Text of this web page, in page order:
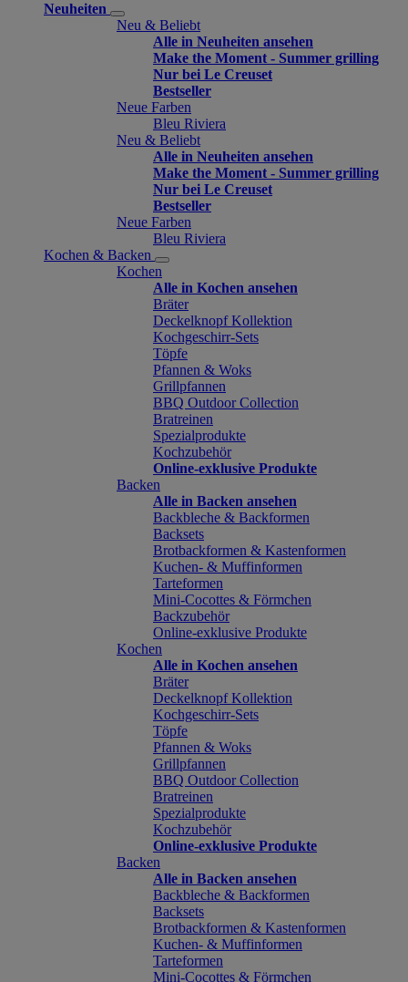
Neuheiten
Neu & Beliebt
Alle in Neuheiten ansehen
Make the Moment - Summer grilling
Nur bei Le Creuset
Bestseller
Neue Farben
Bleu Riviera
Neu & Beliebt
Alle in Neuheiten ansehen
Make the Moment - Summer grilling
Nur bei Le Creuset
Bestseller
Neue Farben
Bleu Riviera
Kochen & Backen
Kochen
Alle in Kochen ansehen
Bräter
Deckelknopf Kollektion
Kochgeschirr-Sets
Töpfe
Pfannen & Woks
Grillpfannen
BBQ Outdoor Collection
Bratreinen
Spezialprodukte
Kochzubehör
Online-exklusive Produkte
Backen
Alle in Backen ansehen
Backbleche & Backformen
Backsets
Brotbackformen & Kastenformen
Kuchen- & Muffinformen
Tarteformen
Mini-Cocottes & Förmchen
Backzubehör
Online-exklusive Produkte
Kochen
Alle in Kochen ansehen
Bräter
Deckelknopf Kollektion
Kochgeschirr-Sets
Töpfe
Pfannen & Woks
Grillpfannen
BBQ Outdoor Collection
Bratreinen
Spezialprodukte
Kochzubehör
Online-exklusive Produkte
Backen
Alle in Backen ansehen
Backbleche & Backformen
Backsets
Brotbackformen & Kastenformen
Kuchen- & Muffinformen
Tarteformen
Mini-Cocottes & Förmchen